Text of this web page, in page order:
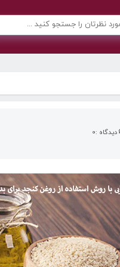
تماس با ما
دیدگاه :0